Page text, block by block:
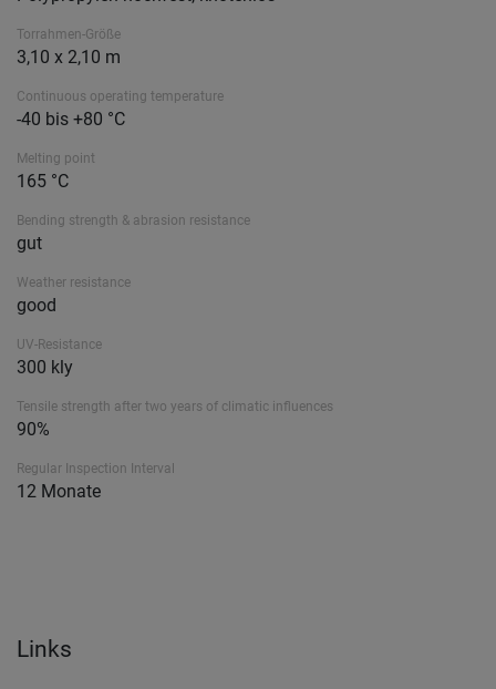
Torrahmen-Größe
3,10 x 2,10 m
Continuous operating temperature
-40 bis +80 °C
Melting point
165 °C
Bending strength & abrasion resistance
gut
Weather resistance
good
UV-Resistance
300 kly
Tensile strength after two years of climatic influences
90%
Regular Inspection Interval
12 Monate
Links